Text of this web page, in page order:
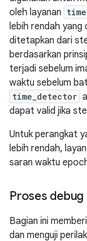
oleh layanan
lebih rendah
ditetapkan dari
berdasarkan
terjadi sebelum
waktu sebelum
time_detector
dapat valid jika
Untuk perangkat
lebih rendah,
saran waktu
Proses
Bagian ini
dan menguji